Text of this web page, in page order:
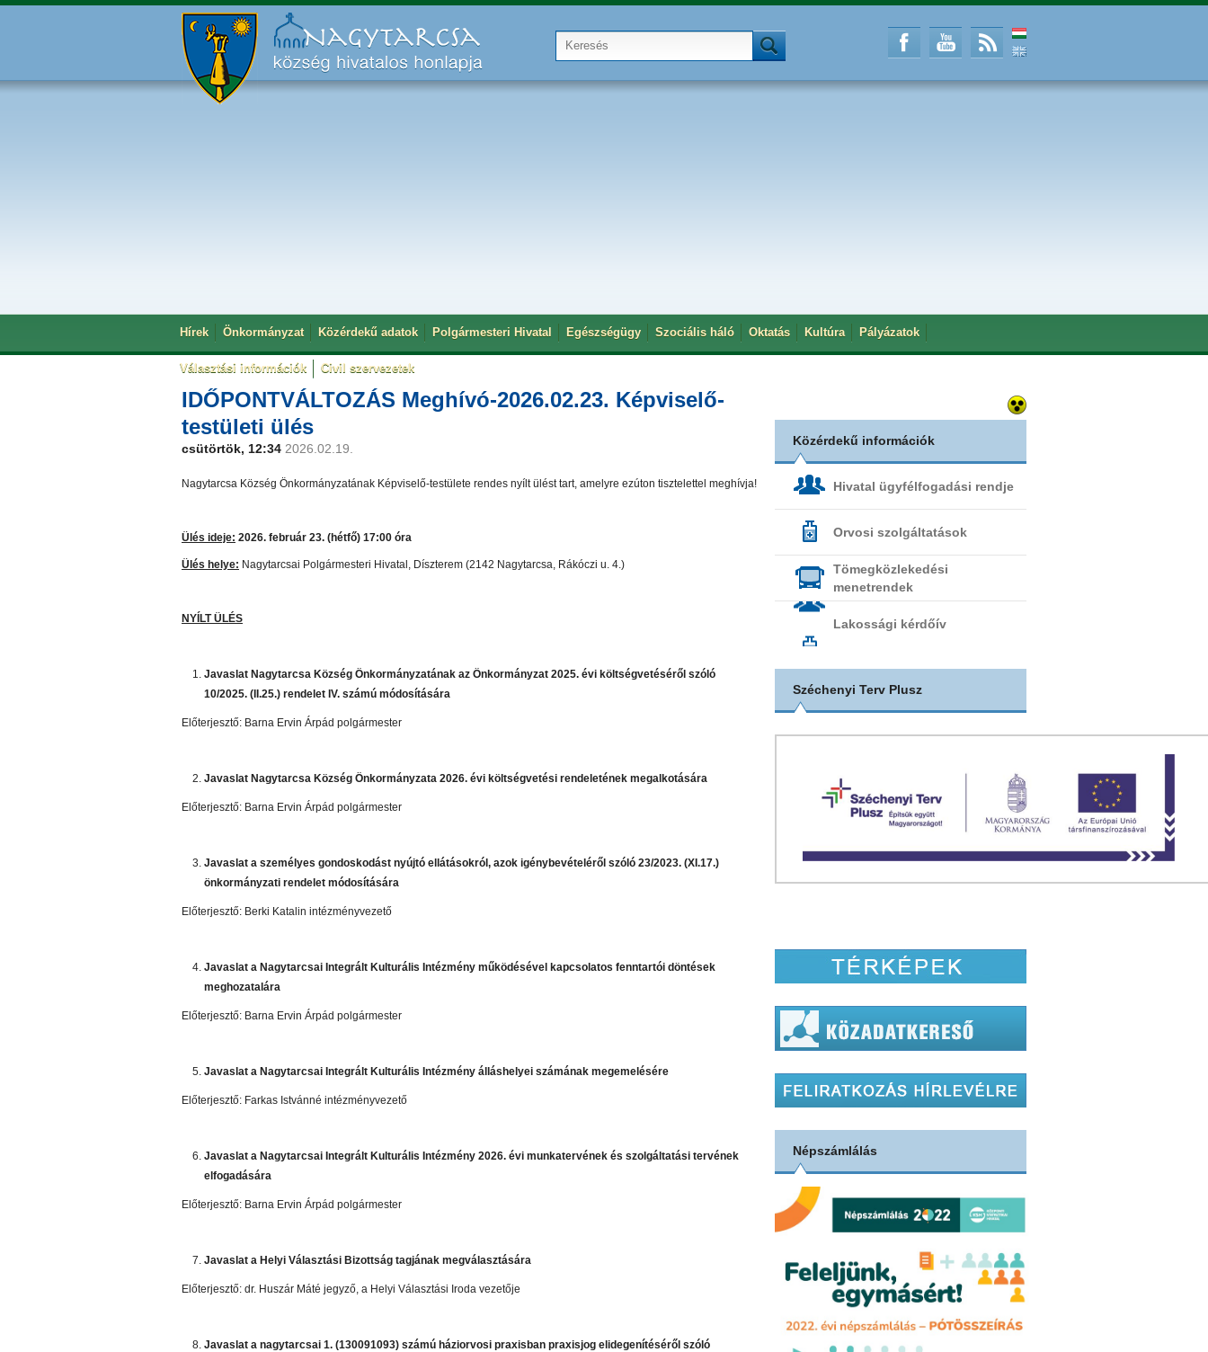
Hírek Önkormányzat Közérdekű adatok Polgármesteri Hivatal Egészségügy Szociális háló Oktatás Kultúra Pályázatok
Választási információk Civil szervezetek
IDŐPONTVÁLTOZÁS Meghívó-2026.02.23. Képviselő-
testületi ülés
csütörtök, 12:34 2026.02.19.
Nagytarcsa Község Önkormányzatának Képviselő-testülete rendes nyílt ülést tart, amelyre ezúton tisztelettel meghívja!
Ülés ideje: 2026. február 23. (hétfő) 17:00 óra
Ülés helye: Nagytarcsai Polgármesteri Hivatal, Díszterem (2142 Nagytarcsa, Rákóczi u. 4.)
NYÍLT ÜLÉS
Javaslat Nagytarcsa Község Önkormányzatának az Önkormányzat 2025. évi költségvetéséről szóló
10/2025. (II.25.) rendelet IV. számú módosítására
Előterjesztő: Barna Ervin Árpád polgármester
Javaslat Nagytarcsa Község Önkormányzata 2026. évi költségvetési rendeletének megalkotására
Előterjesztő: Barna Ervin Árpád polgármester
Javaslat a személyes gondoskodást nyújtó ellátásokról, azok igénybevételéről szóló 23/2023. (XI.17.)
önkormányzati rendelet módosítására
Előterjesztő: Berki Katalin intézményvezető
Javaslat a Nagytarcsai Integrált Kulturális Intézmény működésével kapcsolatos fenntartói döntések
meghozatalára
Előterjesztő: Barna Ervin Árpád polgármester
Javaslat a Nagytarcsai Integrált Kulturális Intézmény álláshelyei számának megemelésére
Előterjesztő: Farkas Istvánné intézményvezető
Javaslat a Nagytarcsai Integrált Kulturális Intézmény 2026. évi munkatervének és szolgáltatási tervének
elfogadására
Előterjesztő: Barna Ervin Árpád polgármester
Javaslat a Helyi Választási Bizottság tagjának megválasztására
Előterjesztő: dr. Huszár Máté jegyző, a Helyi Választási Iroda vezetője
Javaslat a nagytarcsai 1. (130091093) számú háziorvosi praxisban praxisjog elidegenítéséről szóló
Közérdekű információk
Hivatal ügyfélfogadási rendje
Orvosi szolgáltatások
Tömegközlekedési
menetrendek
Lakossági kérdőív
Széchenyi Terv Plusz
Népszámlálás